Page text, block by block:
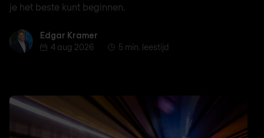
je het beste kunt beginnen.
Edgar KramerEdgar Kramer
4 aug 2026
5 min. leestijd